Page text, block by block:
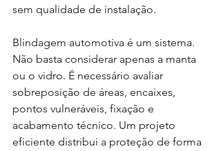
sem qualidade de instalação.
Blindagem automotiva é um sistema.
Não basta considerar apenas a manta
ou o vidro. É necessário avaliar
sobreposição de áreas, encaixes,
pontos vulneráveis, fixação e
acabamento técnico. Um projeto
eficiente distribui a proteção de forma